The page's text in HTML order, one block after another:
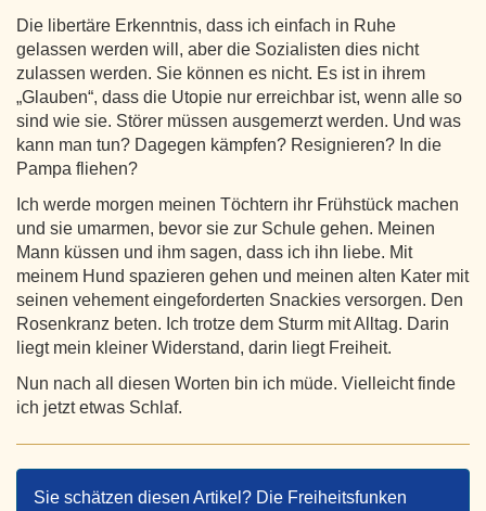
Die libertäre Erkenntnis, dass ich einfach in Ruhe
gelassen werden will, aber die Sozialisten dies nicht
zulassen werden. Sie können es nicht. Es ist in ihrem
„Glauben“, dass die Utopie nur erreichbar ist, wenn alle so
sind wie sie. Störer müssen ausgemerzt werden. Und was
kann man tun? Dagegen kämpfen? Resignieren? In die
Pampa fliehen?
Ich werde morgen meinen Töchtern ihr Frühstück machen
und sie umarmen, bevor sie zur Schule gehen. Meinen
Mann küssen und ihm sagen, dass ich ihn liebe. Mit
meinem Hund spazieren gehen und meinen alten Kater mit
seinen vehement eingeforderten Snackies versorgen. Den
Rosenkranz beten. Ich trotze dem Sturm mit Alltag. Darin
liegt mein kleiner Widerstand, darin liegt Freiheit.
Nun nach all diesen Worten bin ich müde. Vielleicht finde
ich jetzt etwas Schlaf.
Sie schätzen diesen Artikel? Die Freiheitsfunken